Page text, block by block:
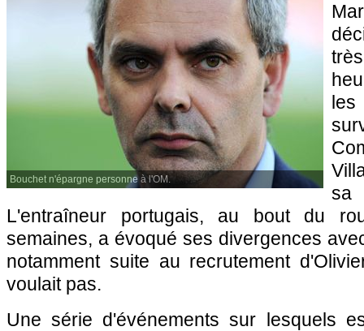
Bouchet n'épargne personne à l'OM.
L'entraîneur portugais, au bout du
semaines, a évoqué ses divergences
notamment suite au recrutement
voulait pas.
Une série d'événements sur lesquels